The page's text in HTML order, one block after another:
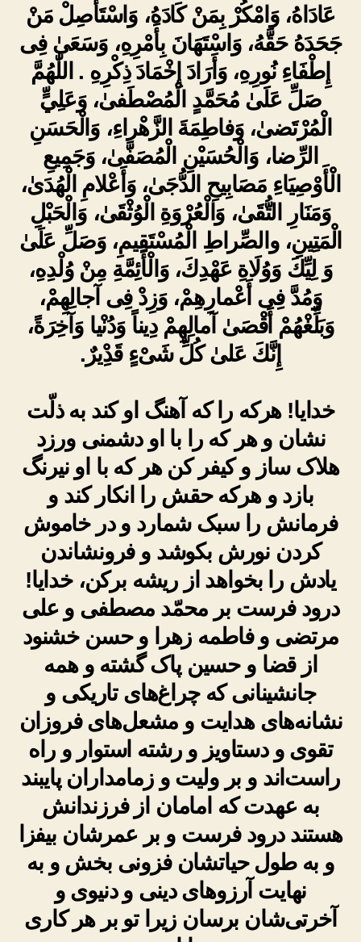
عَادَاهُ، وَامْكُرْ بِمَنْ كَادَهُ، وَاسْتَأْصِلْ مَنْ
جَحَدَهُ حَقَّهُ، وَاسْتَهَانَ بِأَمْرِهِ، وَسَعَىٰ فِى
إِطْفَاءِ نُورِهِ، وَأَرَادَ إِخْمَادَ ذِكْرِهِ . اللّٰهُمَّ
صَلِّ عَلَىٰ مُحَمَّدٍ الْمُصْطَفىٰ، وَعَلِيٍّ
الْمُرْتَضىٰ، وَفاطِمَةَ الزَّهْراءِ، وَالْحَسَنِ
الرِّضا، وَالْحُسَيْنِ الْمُصَفَّىٰ، وَجَمِيعِ
الْأَوْصِيَاءِ مَصَابِيحِ الدُّجَىٰ، وَأَعْلامِ الْهُدَىٰ،
وَمَنَارِ التُّقَىٰ، وَالْعُرْوَةِ الْوُثْقَىٰ، وَالْحَبْلِ
الْمَتِينِ، والصِّراطِ الْمُسْتَقِيمِ، وَصَلِّ عَلَىٰ
وَ لِيِّكَ وَوُلَاةِ عَهْدِكَ، وَالْأَئِمَّةِ مِنْ وُلْدِهِ،
وَمُدَّ فِى أَعْمارِهِمْ، وَزِدْ فِى آجالِهِمْ،
وَبَلِّغْهُمْ أَقْصَىٰ آمالِهِمْ دِيناً وَدُنْيا وَآخِرَةً،
إِنَّكَ عَلىٰ كُلِّ شَىْءٍ قَدِْيرٌ.
خدایا! هرکه را که آهنگ او کند به ذلّت
نشان و هر که را با او دشمنی ورزد
هلاک ساز و کیفر کن هر که با او نیرنگ
بازد و هرکه حقش را انکار کند و
فرمانش را سبک شمارد و در خاموش
کردن نورش بکوشد و فرونشاندن
یادش را بخواهد از ریشه برکن، خدایا!
درود فرست بر محمّد مصطفی و علی
مرتضی و فاطمه زهرا و حسن خشنود
از قضا و حسین پاک گشته و همه
جانشینانی که چراغ‌های تاریکی و
نشانه‌های هدایت و مشعل‌های فروزان
تقوی و دستاویز و رشته استوار و راه
راست‌اند و بر ولیت و زمامداران پایبند
به عهدت که امامان از فرزندانش
هستند درود فرست و بر عمرشان بیفزا
و به طول حیاتشان فزونی بخش و به
نهایت آرزوهای دینی و دنیوی و
آخرتی‌شان برسان زیرا تو بر هر کاری